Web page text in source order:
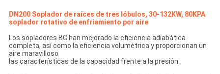
DN200 Soplador de raíces de tres lóbulos, 30-132KW, 80KPA
soplador rotativo de enfriamiento por aire
Los sopladores BC han mejorado la eficiencia adiabática
completa, así como la eficiencia volumétrica y proporcionan un
aire maravilloso
las características de la capacidad frente a la presión.